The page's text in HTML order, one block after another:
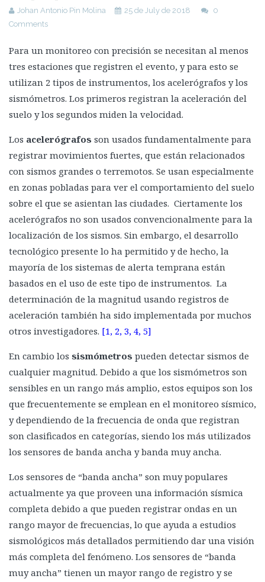
Principales fallas tectónicas del planeta
Cinturón de Fuego del Pacífico
Lago Kivu
Zona del Rift de Baikal
La falla de Suswa
Riesgo Sísmico
Vulnerabilidad: Errores del pasado
Apoyo de la Unión Europea en la Reducción de Riesgo de
Desastres
Chile como ejemplo de reducción de riesgo sísmico
Nuevas tecnologías
Aisladores de base
Rodamientos de caucho y plomo
Sistema de aislamiento deslizante esférico
Sistema con cojinetes de aire
Sistema de placas oscilantes: Aislamiento de Alaska
Sistema de aislador de base cinemático
Amortiguamiento en estructuras
Dispositivos de amortiguación
Amortiguadores viscosos
Amortiguadores de fricción
Amortiguadores de deformación o de rendimiento metálico
El poder del péndulo: Amortiguador de masa sintonizado
Corazón de roca: núcleo de hormigón
Capa de invisibilidad sísmica
Materiales novedosos
Aleaciones de memoria de forma
Johan Antonio Pin Molina 25 de July de 2018
0
Comments
Para un monitoreo con precisión se necesitan al menos
tres estaciones que registren el evento, y para esto se
utilizan 2 tipos de instrumentos, los acelerógrafos y los
sismómetros. Los primeros registran la aceleración del
suelo y los segundos miden la velocidad.
Los acelerógrafos son usados fundamentalmente para
registrar movimientos fuertes, que están relacionados
con sismos grandes o terremotos. Se usan especialmente
en zonas pobladas para ver el comportamiento del suelo
sobre el que se asientan las ciudades. Ciertamente los
acelerógrafos no son usados convencionalmente para la
localización de los sismos. Sin embargo, el desarrollo
tecnológico presente lo ha permitido y de hecho, la
mayoría de los sistemas de alerta temprana están
basados en el uso de este tipo de instrumentos. La
determinación de la magnitud usando registros de
aceleración también ha sido implementada por muchos
otros investigadores. [1, 2, 3, 4, 5]
En cambio los sismómetros pueden detectar sismos de
cualquier magnitud. Debido a que los sismómetros son
sensibles en un rango más amplio, estos equipos son los
que frecuentemente se emplean en el monitoreo sísmico,
y dependiendo de la frecuencia de onda que registran
son clasificados en categorías, siendo los más utilizados
los sensores de banda ancha y banda muy ancha.
Los sensores de “banda ancha” son muy populares
actualmente ya que proveen una información sísmica
completa debido a que pueden registrar ondas en un
rango mayor de frecuencias, lo que ayuda a estudios
sismológicos más detallados permitiendo dar una visión
más completa del fenómeno. Los sensores de “banda
muy ancha” tienen un mayor rango de registro y se